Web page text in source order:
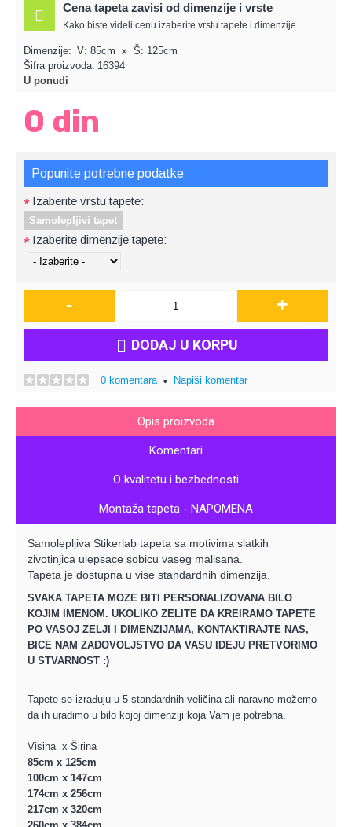
Cena tapeta zavisi od dimenzije i vrste
Kako biste videli cenu izaberite vrstu tapete i dimenzije
Dimenzije: V: 85cm x Š: 125cm
Šifra proizvoda: 16394
U ponudi
0 din
Popunite potrebne podatke
* Izaberite vrstu tapete:
Samolepljivi tapet
* Izaberite dimenzije tapete:
- +
DODAJ U KORPU
0 komentara• Napiši komentar
Opis proizvoda
Komentari
O kvalitetu i bezbednosti
Montaža tapeta - NAPOMENA
Samolepljiva Stikerlab tapeta sa motivima slatkih
zivotinjica ulepsace sobicu vaseg malisana.
Tapeta je dostupna u vise standardnih dimenzija.
SVAKA TAPETA MOZE BITI PERSONALIZOVANA BILO
KOJIM IMENOM. UKOLIKO ZELITE DA KREIRAMO TAPETE
PO VASOJ ZELJI I DIMENZIJAMA, KONTAKTIRAJTE NAS,
BICE NAM ZADOVOLJSTVO DA VASU IDEJU PRETVORIMO
U STVARNOST :)
Tapete se izrađuju u 5 standardnih veličina ali naravno možemo
da ih uradimo u bilo kojoj dimenziji koja Vam je potrebna.
Visina x Širina
85cm x 125cm
100cm x 147cm
174cm x 256cm
217cm x 320cm